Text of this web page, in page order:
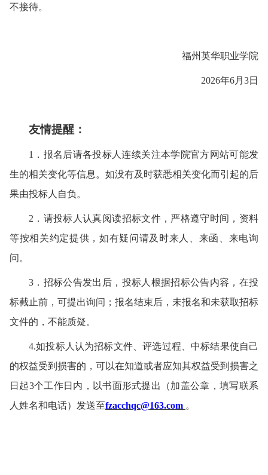
不接待。
福州英华职业学院
2026年6月 3日
友情提醒：
1．报名后请各投标人连续关注本学院官方网站可能发
生的相关变化等信息。如没有及时获悉相关变化而引起的后
果由投标人 自负。
2．请投标人认真阅读招标文件， 严格遵守时间 ， 资料
等按相关约定提供 ，如有疑问请及时来人、来函、来电询
问。
3． 招标公告发出后， 投标人 根据招标公告内容，在投
标截止前，可提出询问；报名结束后，未报名和未获取招标
文件的，不能质疑。
4.如投标人 认为招标文件、评选过程、 中标结果使自己
的权益受到损害的，可以在知道或者应知其权益受到损害之
日起3个工作日内，以书面形式提出（加盖公章，填写联系
人姓名和电话）发送至fzacchqc@163.com 。